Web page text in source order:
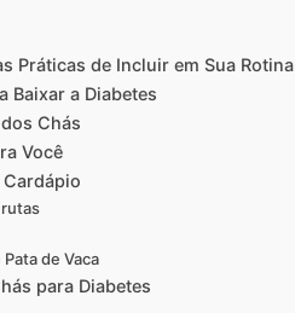
Práticas de Incluir em Sua Rotina
Baixar a Diabetes
Chás
Você
Cardápio
de Vaca
para Diabetes